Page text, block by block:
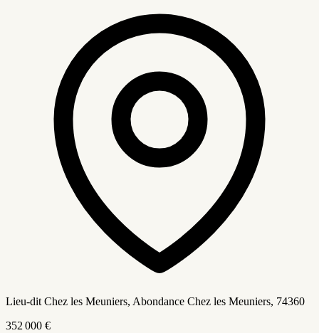
Lieu-dit Chez les Meuniers, Abondance Chez les Meuniers, 74360
352 000 €